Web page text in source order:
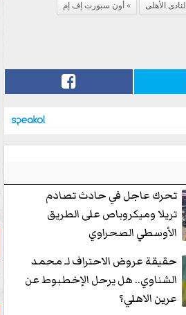
النادى الأهلى
أون سبورت إف إم
تحرك عاجل في حادث تصادم
تريلا وميكروباص على الطريق
الأوسطي الصحراوي
حقيقة عروض الاحتراف لـ محمد
الشناوي.. هل يرحل الإخطبوط عن
عرين الاهلي؟